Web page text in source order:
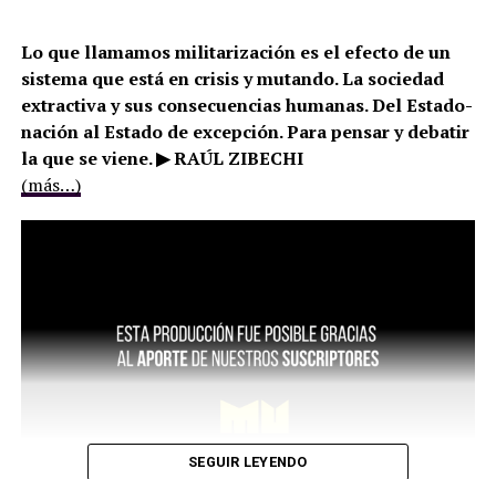
Lo que llamamos militarización es el efecto de un
sistema que está en crisis y mutando. La sociedad
extractiva y sus consecuencias humanas. Del Estado-
nación al Estado de excepción. Para pensar y debatir
la que se viene. ▶ RAÚL ZIBECHI
(más…)
SEGUIR LEYENDO